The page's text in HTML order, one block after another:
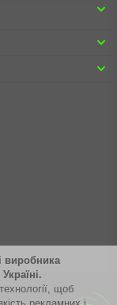
виробника
Україні.
щоб